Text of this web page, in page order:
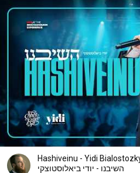
Hashiveinu - Yidi
השיבנו - יודי ביאלוסטוצקי